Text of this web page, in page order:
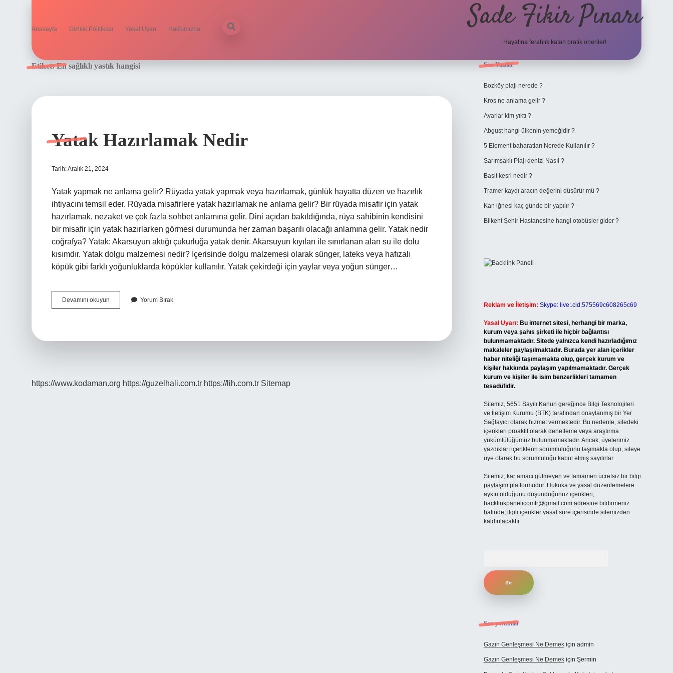
Anasayfa Gizlilik Politikası Yasal Uyarı Hakkımızda Sade Fikir Pınarı
Hayatına ferahlık katan pratik öneriler!
Etiket:En sağlıklı yastık hangisi
Yatak Hazırlamak Nedir
Tarih: Aralık 21, 2024
Yatak yapmak ne anlama gelir? Rüyada yatak yapmak veya hazırlamak, günlük hayatta düzen ve hazırlık
ihtiyacını temsil eder. Rüyada misafirlere yatak hazırlamak ne anlama gelir? Bir rüyada misafir için yatak
hazırlamak, nezaket ve çok fazla sohbet anlamına gelir. Dini açıdan bakıldığında, rüya sahibinin kendisini
bir misafir için yatak hazırlarken görmesi durumunda her zaman başarılı olacağı anlamına gelir. Yatak nedir
coğrafya? Yatak: Akarsuyun aktığı çukurluğa yatak denir. Akarsuyun kıyıları ile sınırlanan alan su ile dolu
kısımdır. Yatak dolgu malzemesi nedir? İçerisinde dolgu malzemesi olarak sünger, lateks veya hafızalı
köpük gibi farklı yoğunluklarda köpükler kullanılır. Yatak çekirdeği için yaylar veya yoğun sünger…
Devamını okuyun
Hazırlamak
Yorum Bırak
https://www.kodaman.org https://guzelhali.com.tr https://lih.com.tr Sitemap
Sidebar
Son Yazılar
Bozköy plaji nerede ?
Kros ne anlama gelir ?
Avarlar kim yıktı ?
Abguşt hangi ülkenin yemeğidir ?
5 Element baharatları Nerede Kullanılır ?
Sarımsaklı Plajı denizi Nasıl ?
Basit kesri nedir ?
Tramer kaydı aracın değerini düşürür mü ?
Kan iğnesi kaç günde bir yapılır ?
Bilkent Şehir Hastanesine hangi otobüsler gider ?
Reklam ve İletişim: Skype: live:.cid.575569c608265c69
Yasal Uyarı: Bu internet sitesi, herhangi bir marka,
kurum veya şahıs şirketi ile hiçbir bağlantısı
bulunmamaktadır. Sitede yalnızca kendi hazırladığımız
makaleler paylaşılmaktadır. Burada yer alan içerikler
haber niteliği taşımamakta olup, gerçek kurum ve
kişiler hakkında paylaşım yapılmamaktadır. Gerçek
kurum ve kişiler ile isim benzerlikleri tamamen
tesadüfidir.
Sitemiz, 5651 Sayılı Kanun gereğince Bilgi Teknolojileri
ve İletişim Kurumu (BTK) tarafından onaylanmış bir Yer
Sağlayıcı olarak hizmet vermektedir. Bu nedenle, sitedeki
içerikleri proaktif olarak denetleme veya araştırma
yükümlülüğümüz bulunmamaktadır. Ancak, üyelerimiz
yazdıkları içeriklerin sorumluluğunu taşımakta olup, siteye
üye olarak bu sorumluluğu kabul etmiş sayılırlar.
Sitemiz, kar amacı gütmeyen ve tamamen ücretsiz bir bilgi
paylaşım platformudur. Hukuka ve yasal düzenlemelere
aykırı olduğunu düşündüğünüz içerikleri,
backlinkpanelicomtr@gmail.comadresine bildirmeniz
halinde, ilgili içerikler yasal süre içerisinde sitemizden
kaldırılacaktır.
Son yorumlar
Gazın Genleşmesi Ne Demekiçin admin
Gazın Genleşmesi Ne Demekiçin Şermin